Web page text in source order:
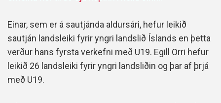
Einar, sem er á sautjánda aldursári, hefur leikið
sautján landsleiki fyrir yngri landslið Íslands en þetta
verður hans fyrsta verkefni með U19. Egill Orri hefur
leikið 26 landsleiki fyrir yngri landsliðin og þar af þrjá
með U19.